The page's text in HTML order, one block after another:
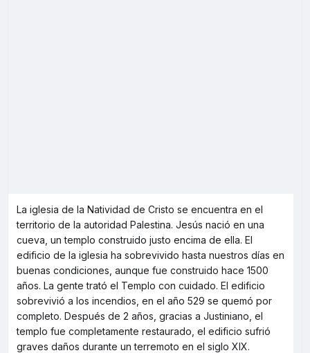
La iglesia de la Natividad de Cristo se encuentra en el
territorio de la autoridad Palestina. Jesús nació en una
cueva, un templo construido justo encima de ella. El
edificio de la iglesia ha sobrevivido hasta nuestros días en
buenas condiciones, aunque fue construido hace 1500
años. La gente trató el Templo con cuidado. El edificio
sobrevivió a los incendios, en el año 529 se quemó por
completo. Después de 2 años, gracias a Justiniano, el
templo fue completamente restaurado, el edificio sufrió
graves daños durante un terremoto en el siglo XIX.